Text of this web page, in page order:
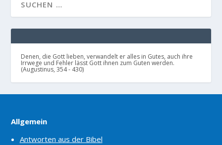
Denen, die Gott lieben, verwandelt er alles in Gutes, auch ihre
Irrwege und Fehler lässt Gott ihnen zum Guten werden.
(Augustinus, 354 - 430)
Allgemein
Antworten aus der Bibel